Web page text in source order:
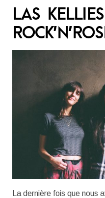
LAS
La dernière fois que nous